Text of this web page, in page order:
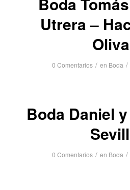
Utrera –
0 Comentarios / en Boda /
Boda Daniel
0 Comentarios / en Boda /